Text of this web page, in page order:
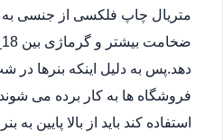
متریال چاپ فلکسی از جنسی به
دهد.پس به دلیل اینکه بنرها در
فروشگاه ها به کار برده می
استفاده کند باید از بالا پایین